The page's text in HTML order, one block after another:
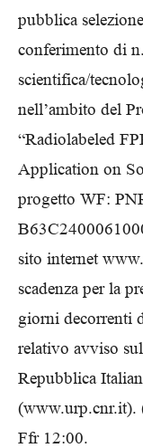
pubblica
conferimento di
scientifica/
nell’ambito del
“Radiolabeled
Application on
progetto WF:
sito internet
scadenza per la
giorni decorrenti
relativo avviso
Repubblica
Ffr 12:00.